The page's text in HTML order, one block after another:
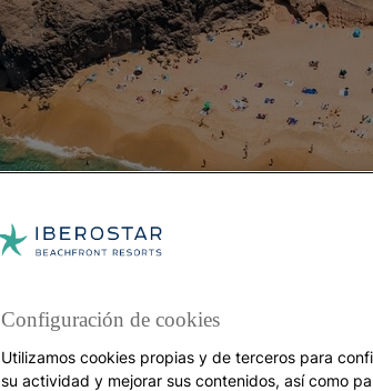
DESTINOS
Configuración de cookies
Utilizamos cookies propias y de terceros para
su actividad y mejorar sus contenidos, así como